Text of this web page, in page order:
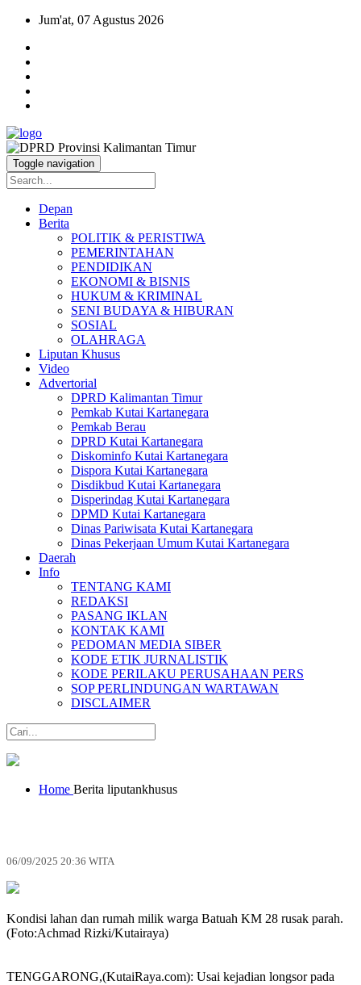
Jum'at, 07 Agustus 2026
Toggle navigation
Depan
Berita
POLITIK & PERISTIWA
PEMERINTAHAN
PENDIDIKAN
EKONOMI & BISNIS
HUKUM & KRIMINAL
SENI BUDAYA & HIBURAN
SOSIAL
OLAHRAGA
Liputan Khusus
Video
Advertorial
DPRD Kalimantan Timur
Pemkab Kutai Kartanegara
Pemkab Berau
DPRD Kutai Kartanegara
Diskominfo Kutai Kartanegara
Dispora Kutai Kartanegara
Disdikbud Kutai Kartanegara
Disperindag Kutai Kartanegara
DPMD Kutai Kartanegara
Dinas Pariwisata Kutai Kartanegara
Dinas Pekerjaan Umum Kutai Kartanegara
Daerah
Info
TENTANG KAMI
REDAKSI
PASANG IKLAN
KONTAK KAMI
PEDOMAN MEDIA SIBER
KODE ETIK JURNALISTIK
KODE PERILAKU PERUSAHAAN PERS
SOP PERLINDUNGAN WARTAWAN
DISCLAIMER
Home Berita liputankhusus
06/09/2025 20:36 WITA
Kondisi lahan dan rumah milik warga Batuah KM 28 rusak parah.
(Foto:Achmad Rizki/Kutairaya)
TENGGARONG,(KutaiRaya.com): Usai kejadian longsor pada